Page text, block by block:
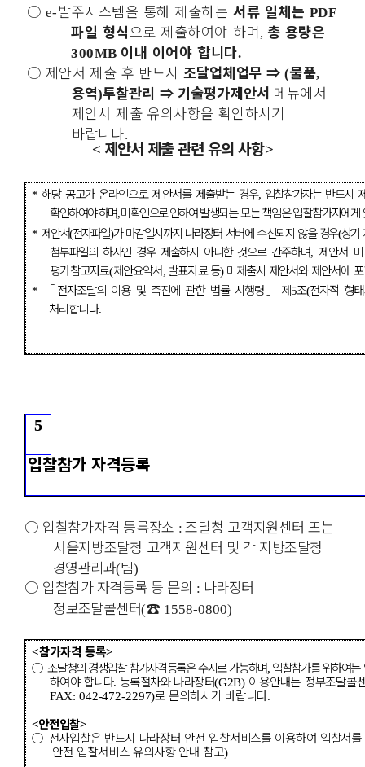
○ e- 발주시스템을 통해 제출하는 서류 일체는 PDF
파일 형식으로 제출하여야 하며, 총 용량은
300MB 이내 이어야 합니다.
○ 제안서 제출 후 반드시조달업체업무⇒(물품,
용역)투찰관리 ⇒ 기술평가제안서 메뉴에서
제안서 제출 유의사항을 확인 하시기
바랍니다.
< 제안서 제출 관련 유의 사항>
* 해당 공고가 온라인으로 제안서를 제출받는 경우, 입찰참가자는 반드시
확인하여야 하며,미확인으로 인하여발생되는 모든 책임은 입찰참가자에게
* 제안서(전자파일)가 마감일시까지 나라장터 서버에 수신되지 않을 경우(상기
첨부파일의 하자인 경우 제출하지 아니한 것으로 간주하며, 제안서
평가참고자료(제안요약서, 발표자료 등) 미제출시 제안서와 제안서에
* 「전자조달의 이용 및 촉진에 관한 법률 시행령 」 제5조(전자적 형
처리합니다.
5
입찰참가 자격등록
○ 입찰참가자격 등록장소 :조달청 고객지원센터 또는
서울지방조달청 고객지원센터 및 각 지방조달청
경영관리과(팀)
○ 입찰참가 자격등록 등 문의 : 나라장터
정보조달콜센터(☎ 1558-0800)
<참가자격 등록>
○조달청의 경쟁입찰 참가자격등록은 수시로 가능하며, 입찰참가를 위하여는
하여야 합니다. 등록절차와 나라장터(G2B) 이용안내는 정부조달콜
FAX: 042-472-2297)로문의하시기 바랍니다.
<안전입찰>
○ 전자입찰은 반드시 나라장터 안전 입찰서비스를 이용하여 입찰서
안전 입찰서비스 유의사항 안내 참고)